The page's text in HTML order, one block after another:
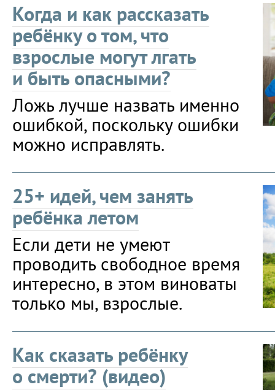
Когда и как рассказать
ребёнку о том, что
взрослые могут лгать
и быть опасными?
Ложь лучше назвать именно
ошибкой, поскольку ошибки
можно исправлять.
25+ идей, чем занять
ребёнка летом
Если дети не умеют
проводить свободное время
интересно, в этом виноваты
только мы, взрослые.
Как сказать ребёнку
о смерти? (видео)